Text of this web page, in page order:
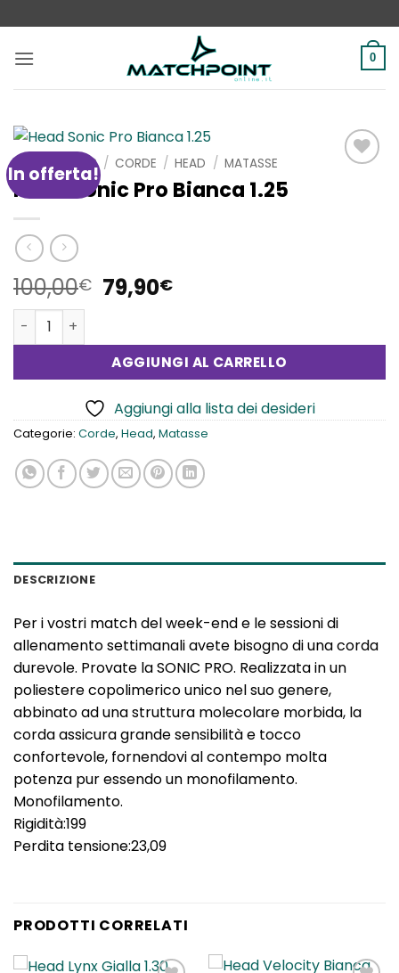
ai
contenuti
0
In offerta!
HOME SHOP / CORDE / HEAD / MATASSE
Head Sonic Pro Bianca 1.25
100,00€ Il
prezzo
era:
100,00€.
79,90€Il
è:
79,90€.
Head Sonic Pro Bianca 1.25 quantità
AGGIUNGI AL CARRELLO
Aggiungi alla lista dei desideri
Categorie: Corde, Head, Matasse
DESCRIZIONE
Per i vostri match del week-end e le sessioni di
allenamento settimanali avete bisogno di una corda
durevole. Provate la SONIC PRO. Realizzata in un
poliestere copolimerico unico nel suo genere,
abbinato ad una struttura molecolare morbida, la
corda assicura grande sensibilità e tocco
confortevole, fornendovi al contempo molta
potenza pur essendo un monofilamento.
Monofilamento.
Rigidità:199
Perdita tensione:23,09
PRODOTTI CORRELATI